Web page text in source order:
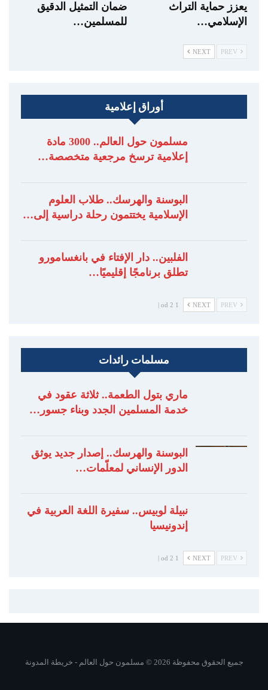
يعزز حماية التراث
الإسلامي…
ضمان التمثيل الدقيق
للمسلمين…
NEXT
أوراق إعلامية
مسلمون حول العالم.. 3000 مادة
إعلامية ترسخ مرجعية متخصصة…
البوسنة والهرسك.. طلاب العلوم
الإسلامية يختتمون رحلة دراسية إلى…
الفلبين.. دار الإفتاء في بانغسامورو
تطلق برنامجًا إقليميًا…
NEXT
1 od 2 |
مسلمات رائدات
ماري بتول الطعمة.. ثلاثة عقود في
خدمة المسلمين الجدد وبناء جسور…
البوسنة والهرسك.. إصدار جديد يوثق
الدور الإنساني لمعلّمات…
نبيلة لوبيس.. سفيرة اللغة العربية في
إندونيسيا
NEXT
1 od 2 |
جميع الحقوق محفوظة 2026 © مسلمون حول العالم - خريطة المدونة